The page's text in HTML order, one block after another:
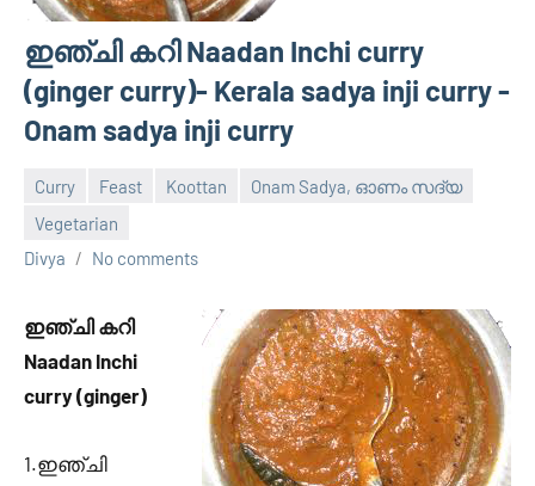
ഇഞ്ചി കറി Naadan Inchi curry
(ginger curry)- Kerala sadya inji curry -
Onam sadya inji curry
Curry Feast Koottan
Onam Sadya, ഓണം സദ്യ
Vegetarian
February
21,
Divya No comments
ഇഞ്ചി കറി
Naadan Inchi
curry (ginger)
1.ഇഞ്ചി